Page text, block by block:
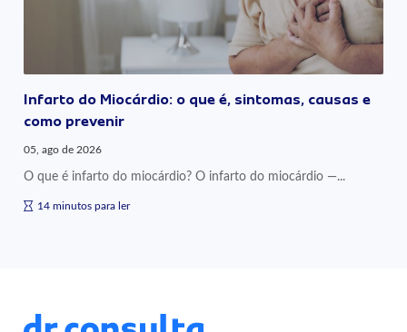
Infarto do Miocárdio: o que é, sintomas, causas e
como prevenir
05, ago de 2026
O que é infarto do miocárdio? O infarto do miocárdio —...
14 minutos para ler